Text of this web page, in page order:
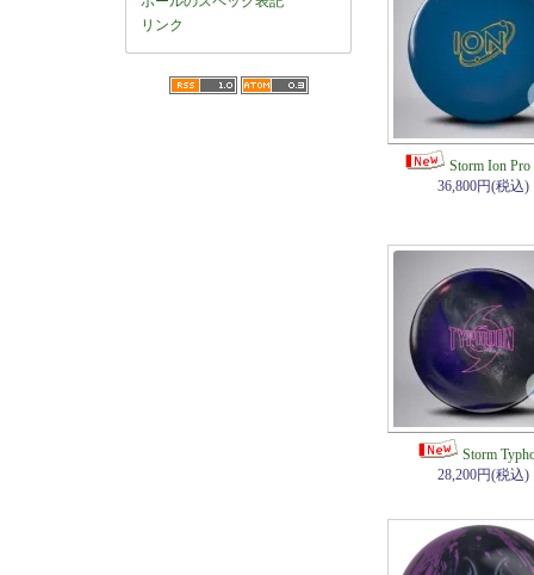
リンク
Storm Ion Pro
36,800円(税込)
Storm
28,200円(税込)